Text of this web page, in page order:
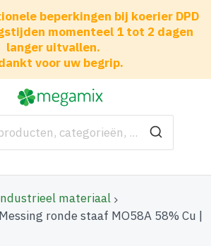
beperkingen bij koerier DPD
momenteel 1 tot 2 dagen
langer uitvallen.
voor uw begrip.
materiaal
Messing ronde staaf MO58A 58% Cu |